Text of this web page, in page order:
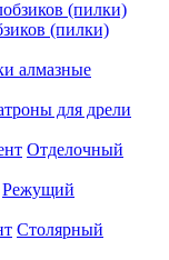
(пилки)
алмазные
для дрели
Отделочный
Режущий
Столярный